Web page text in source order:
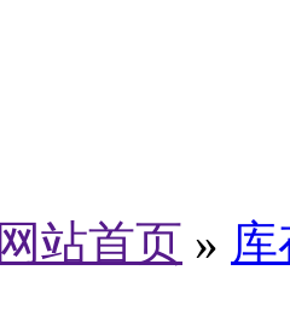
网站首页 »